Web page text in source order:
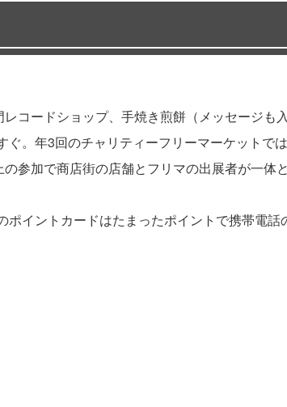
コードショップ、手焼き煎餅（メッセージも
。年3回のチャリティーフリーマーケットで
参加で商店街の店舗とフリマの出展者が一
イントカードはたまったポイントで携帯電